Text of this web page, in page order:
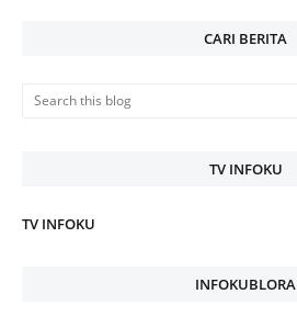
CARI BERITA
TV INFOKU
TV INFOKU
INFOKUBLORA